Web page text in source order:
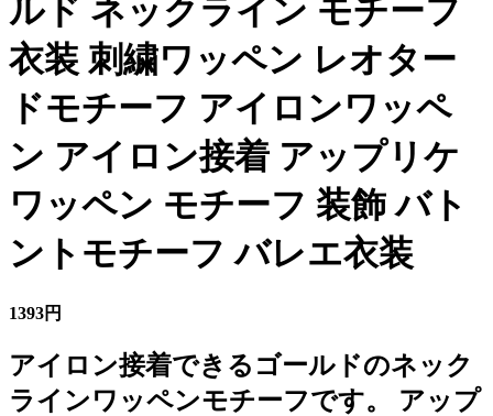
ルド ネックライン モチーフ
衣装 刺繍ワッペン レオター
ドモチーフ アイロンワッペ
ン アイロン接着 アップリケ
ワッペン モチーフ 装飾 バト
ントモチーフ バレエ衣装
1393円
アイロン接着できるゴールドのネック
ラインワッペンモチーフです。 アップ